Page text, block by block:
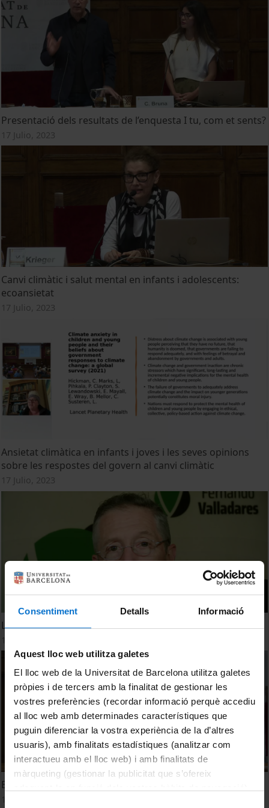
Consentiment Detalls Informació
Aquest lloc web utilitza galetes
El lloc web de la Universitat de Barcelona utilitza galetes
pròpies i de tercers amb la finalitat de gestionar les
vostres preferències (recordar informació perquè accediu
al lloc web amb determinades característiques que
puguin diferenciar la vostra experiència de la d’altres
usuaris), amb finalitats estadístiques (analitzar com
interactueu amb el lloc web) i amb finalitats de
màrqueting (gestionar la publicitat que s’ofereix
Presentació dels resultats de l’enquesta I tu, com et sents?
17 Julio, 2023
Canvi climàtic i salut mental en infants i adolescents:
ecoansietat
17 Julio, 2023
Ansietat climàtica en infants i joves i les seves opinions
sobre les respostes del govern al canvi climàtic
17 Julio, 2023
L’ecoansietat pot radicalitzar l’activisme climàtic?
El futur dels joves a Catalunya, la salut i el canvi climàtic